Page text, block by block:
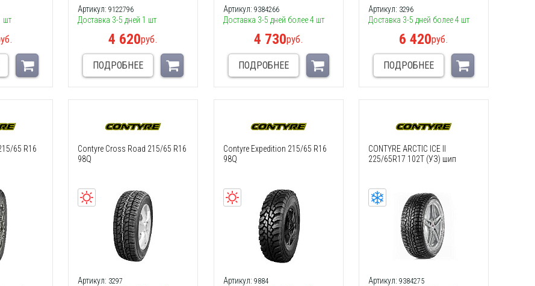
шт
Артикул: 9122796
Доставка 3-5 дней 1 шт
4 620руб.
ПОДРОБНЕЕ
Артикул: 9384266
Доставка 3-5 дней более 4 шт
4 730руб.
ПОДРОБНЕЕ
Артикул: 3296
Доставка 3-5 дней более 4 шт
6 420руб.
ПОДРОБНЕЕ
65 R16
Contyre Cross Road 215/65 R16
98Q
Артикул: 3297
Contyre Expedition 215/65 R16
98Q
Артикул: 9884
CONTYRE ARCTIC ICE II
225/65R17 102T (УЗ) шип
Артикул: 9384275